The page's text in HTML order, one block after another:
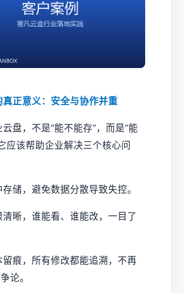
真正意义：安全与协作并重
盘，不是“能不能存”，而是“能
应该帮助企业解决三个核心问
储，避免数据分散导致失控。
清晰，谁能看、谁能改，一目了
留痕，所有修改都能追溯，不再
论。